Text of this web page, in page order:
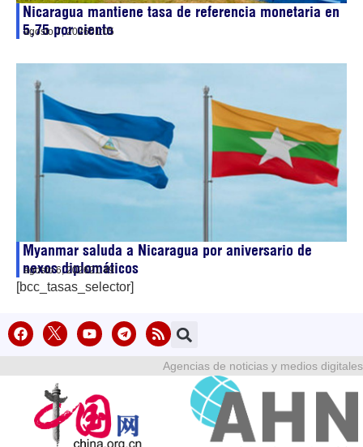
Nicaragua mantiene tasa de referencia monetaria en
5,75 por ciento
agosto 7, 202601:05
Myanmar saluda a Nicaragua por aniversario de
nexos diplomáticos
agosto 6, 202621:49
[bcc_tasas_selector]
Agencias de noticias y medios digitales